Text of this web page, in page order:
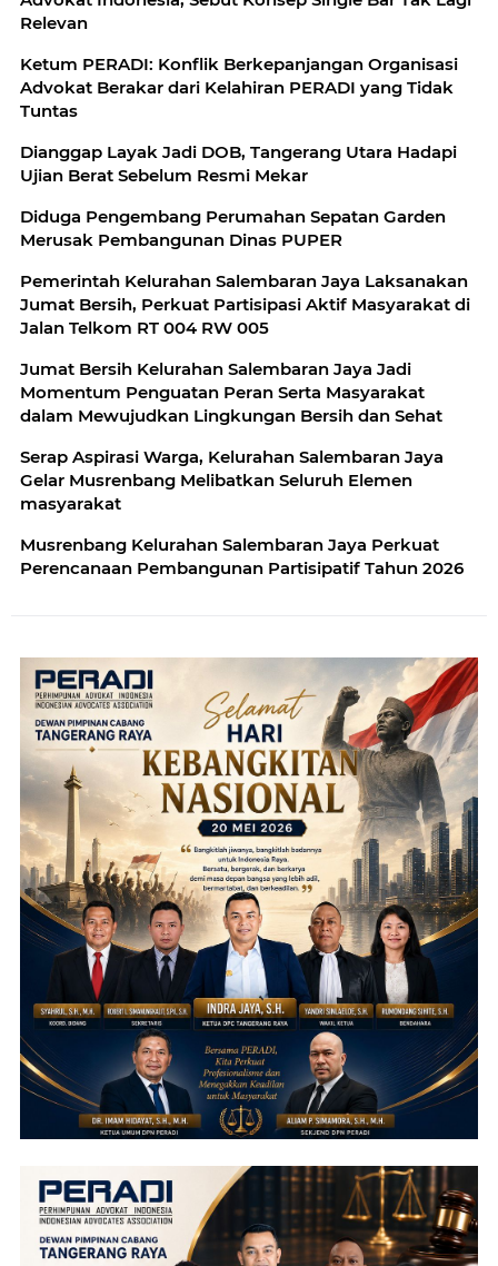
Relevan
Ketum PERADI: Konflik Berkepanjangan Organisasi
Advokat Berakar dari Kelahiran PERADI yang Tidak
Tuntas
Dianggap Layak Jadi DOB, Tangerang Utara Hadapi
Ujian Berat Sebelum Resmi Mekar
Diduga Pengembang Perumahan Sepatan Garden
Merusak Pembangunan Dinas PUPER
Pemerintah Kelurahan Salembaran Jaya Laksanakan
Jumat Bersih, Perkuat Partisipasi Aktif Masyarakat di
Jalan Telkom RT 004 RW 005
Jumat Bersih Kelurahan Salembaran Jaya Jadi
Momentum Penguatan Peran Serta Masyarakat
dalam Mewujudkan Lingkungan Bersih dan Sehat
Serap Aspirasi Warga, Kelurahan Salembaran Jaya
Gelar Musrenbang Melibatkan Seluruh Elemen
masyarakat
Musrenbang Kelurahan Salembaran Jaya Perkuat
Perencanaan Pembangunan Partisipatif Tahun 2026